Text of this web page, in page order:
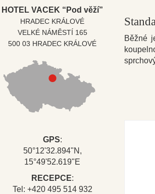
Běžné
HOTEL VACEK “Pod věží”
HRADEC KRÁLOVÉ
VELKÉ NÁMĚSTÍ 165
500 03 HRADEC KRÁLOVÉ
GPS:
50°12'32.894"N,
15°49'52.619"E
RECEPCE:
Tel: +420 495 514 932